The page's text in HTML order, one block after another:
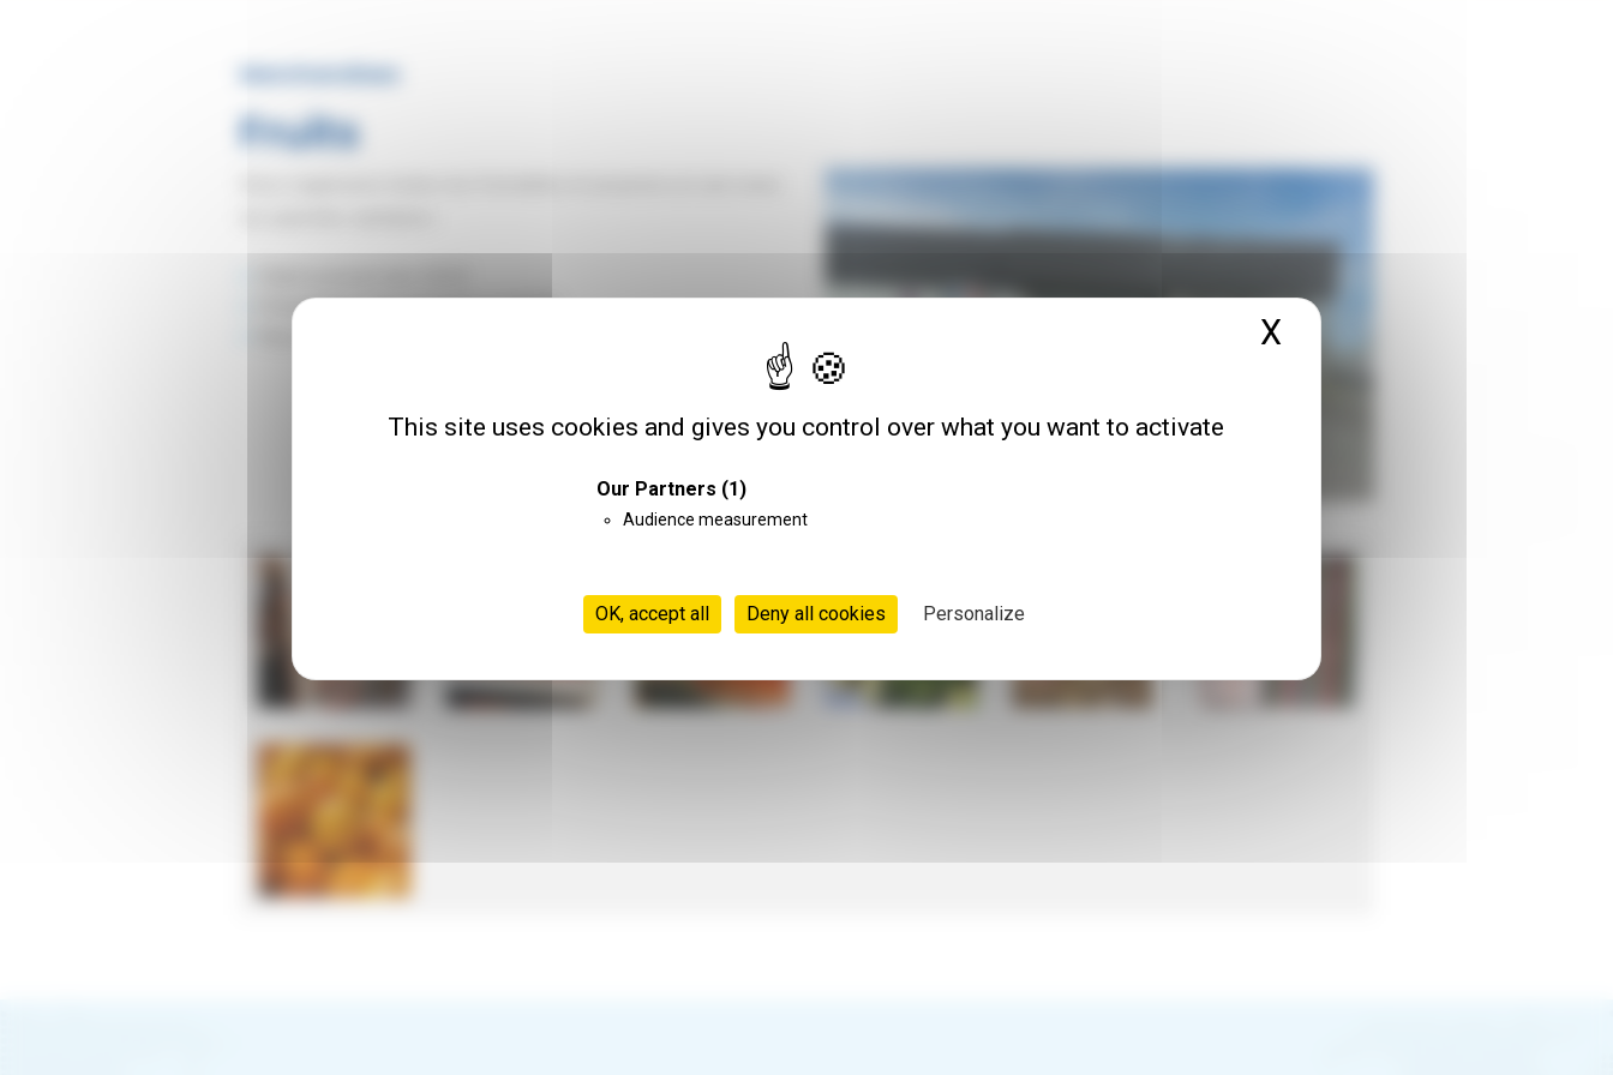
This site uses cookies and gives you control over what you want to activate
Our Partners (1)
Audience measurement
OK, accept all Deny all cookies Personalize
X Hide cookie banner
Marchandises
Fruits
Présentation des produits au SIVEP